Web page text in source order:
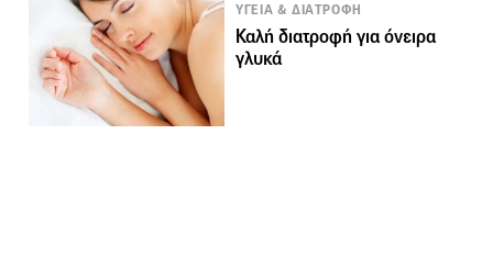
ΥΓΕΙΑ & ΔΙΑΤΡΟΦΗ
Καλή διατροφή για όνειρα
γλυκά